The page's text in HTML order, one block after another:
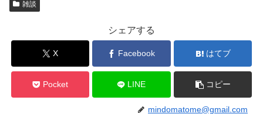
雑談
シェアする
X Facebook はてブ
Pocket LINE コピー
mindomatome@gmail.com